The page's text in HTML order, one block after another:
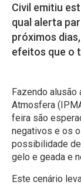
Civil emitiu
qual alerta
próximos
efeitos que o
Fazendo
Atmosfera
feira são
negativos e os
possibilidade
gelo e geada e
Este cenário